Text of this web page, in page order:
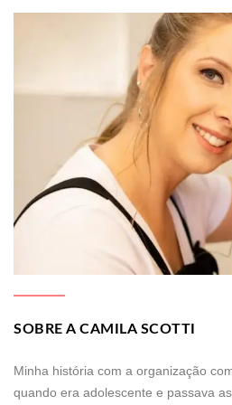
SOBRE A CAMILA SCOTTI
Minha história com a organização
quando era adolescente e passava